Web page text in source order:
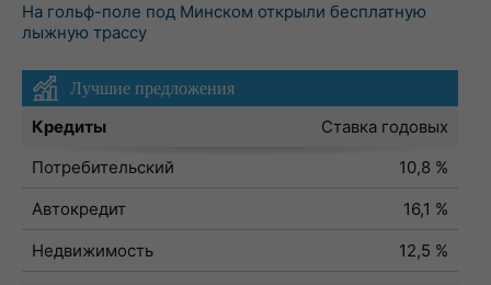
На гольф-поле под Минском открыли бесплатную
лыжную трассу
Лучшие предложения
Кредиты
Ставка годовых
Потребительский
10,8 %
Автокредит
16,1 %
Недвижимость
12,5 %